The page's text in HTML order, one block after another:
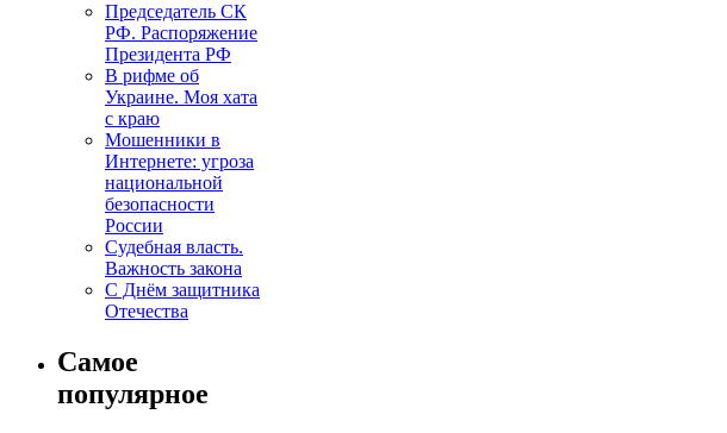
Председатель СК
РФ. Распоряжение
Президента РФ
В рифме об
Украине. Моя хата
с краю
Мошенники в
Интернете: угроза
национальной
безопасности
России
Судебная власть.
Важность закона
С Днём защитника
Отечества
Самое
популярное